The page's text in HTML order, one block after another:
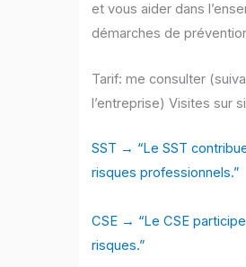
et vous aider dans
démarches de
Tarif: me consulter
l’entreprise) Visites sur
SST → “Le SST
risques professionnels.”
CSE → “Le CSE
risques.”